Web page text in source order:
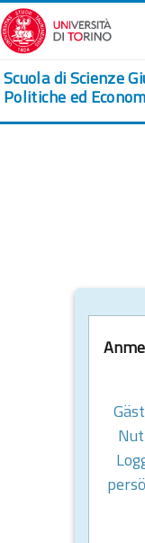
Zum Hauptinhalt
Scuola di Scienze
Politiche ed